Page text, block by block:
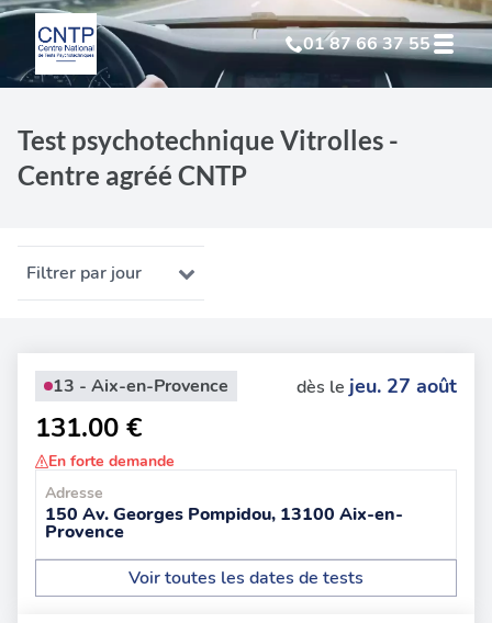
01 87 66 37 55
Test Psychotechniquesuite à annulation
Test Psychotechnique
Test Psychotechnique
Test psychotechnique Vitrolles -
Centre agréé CNTP
Filtrer par jour
13 - Aix-en-Provence dès le jeu. 27 août
131.00 €
En forte demande
Adresse
150 Av. Georges Pompidou, 13100 Aix-en-
Provence
Voir toutes les dates de tests